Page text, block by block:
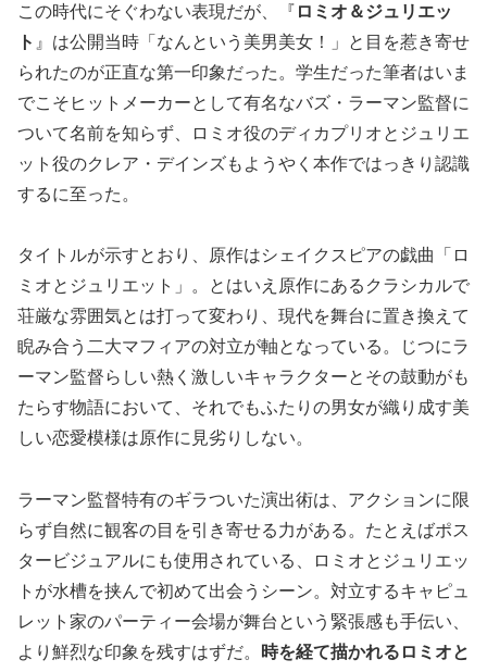
この時代にそぐわない表現だが、『 ロミオ＆ジュリエッ
ト 』は公開当時「なんという美男美女！」と目を惹き寄せ
られたのが正直な第一印象だった。学生だった筆者はいま
でこそヒットメーカーとして有名なバズ・ラーマン監督に
ついて名前を知らず、ロミオ役のディカプリオとジュリエ
ット役のクレア・デインズもようやく本作ではっきり認識
するに至った。
タイトルが示すとおり、原作はシェイクスピアの戯曲「ロ
ミオとジュリエット」。とはいえ原作にあるクラシカルで
荘厳な雰囲気とは打って変わり、現代を舞台に置き換えて
睨み合う二大マフィアの対立が軸となっている。じつにラ
ーマン監督らしい熱く激しいキャラクターとその鼓動がも
たらす物語において、それでもふたりの男女が織り成す美
しい恋愛模様は原作に見劣りしない。
ラーマン監督特有のギラついた演出術は、アクションに限
らず自然に観客の目を引き寄せる力がある。たとえばポス
タービジュアルにも使用されている、ロミオとジュリエッ
トが水槽を挟んで初めて出会うシーン。対立するキャピュ
レット家のパーティー会場が舞台という緊張感も手伝い、
より鮮烈な印象を残すはずだ。
時を経て描かれるロミオと